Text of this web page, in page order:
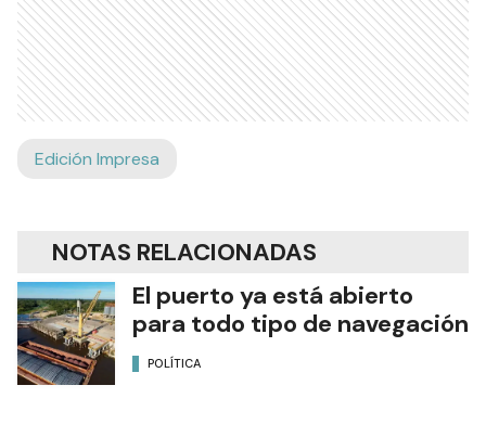
Edición Impresa
NOTAS RELACIONADAS
El puerto ya está abierto
para todo tipo de navegación
POLÍTICA